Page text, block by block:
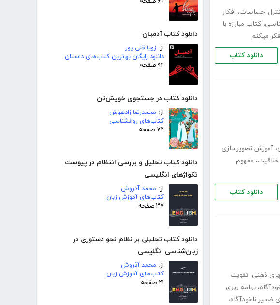
دانلود کتاب آدمیان
از: زویا قلی پور
دانلود رایگان بهترین کتاب‌های داستان
۹۲ صفحه
دانلود کتاب در جستجوی خویش‌تن
از: محمدرضا زادهوش
کتاب‌های روانشناسی
۷۲ صفحه
دانلود کتاب تحلیل و بررسی انتظام در پیوست
تکواژهای انگلیسی
از: محمد آذروش
کتاب‌های آموزش زبان
۳۷ صفحه
دانلود کتاب تحلیلی بر نظام نحو دستوری در
زبان‌شناسی انگلیسی
از: محمد آذروش
کتاب‌های آموزش زبان
۲۱ صفحه
احساسات، افکار
، کتاب مبارزه با
میکنم
دانلود کتاب
، آموزش تصویرسازی
خلاقیت، مفهوم
دانلود کتاب
ذهنی، تقویت
، برنامه ریزی
ضمیر ناخودآگاه،